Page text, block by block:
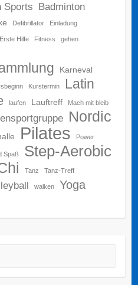
Sports Badminton
Defibrillator Einladung
Erste Hilfe Fitness gehen
Karneval
Kurstermin
Latin
laufen Lauftreff Mach mit bleib
Nordic
Pilates Power
Spaß Step-Aerobic
Tanz Tanz-Treff
walken
Yoga